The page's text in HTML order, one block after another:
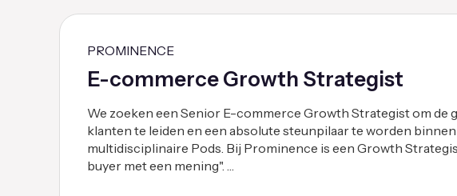
PROMINENCE
E-commerce Growth Strategist
We zoeken een Senior E-commerce Growth Strategist om de
klanten te leiden en een absolute steunpilaar te worden
multidisciplinaire Pods. Bij Prominence is een Growth
buyer met een mening". …